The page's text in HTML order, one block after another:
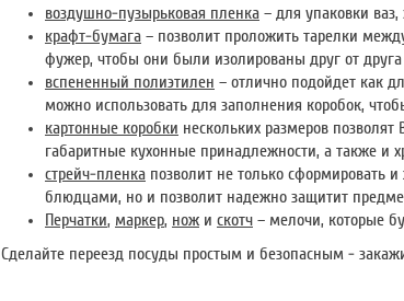
воздушно-пузырьковая пленка – для упаковки
крафт-бумага – позволит проложить тарелки
фужер, чтобы они были изолированы друг от
вспененный полиэтилен – отлично подойдет как
можно использовать для заполнения коробок,
картонные коробки нескольких размеров
габаритные кухонные принадлежности, а также и
стрейч-пленка позволит не только сформировать
блюдцами, но и позволит надежно защитит
Перчатки, маркер, нож и скотч – мелочи, которые
Сделайте переезд посуды простым и безопасным -